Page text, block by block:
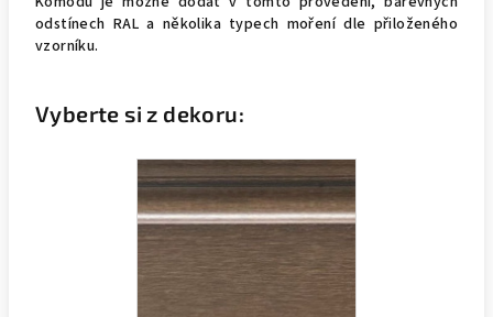
odstínech RAL a několika typech moření dle přiloženého
vzorníku.
Vyberte si z dekoru: